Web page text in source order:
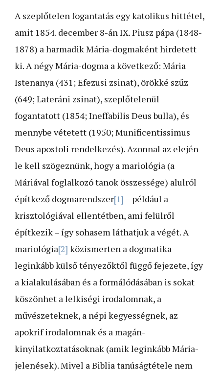
A szeplőtelen fogantatás egy katolikus hittétel,
amit 1854. december 8-án IX. Piusz pápa (1848-
1878) a harmadik Mária-dogmaként hirdetett
ki. A négy Mária-dogma a következő: Mária
Istenanya (431; Efezusi zsinat), örökké szűz
(649; Lateráni zsinat), szeplőtelenül
fogantatott (1854; Ineffabilis Deus bulla), és
mennybe vétetett (1950; Munificentissimus
Deus apostoli rendelkezés). Azonnal az elején
le kell szögeznünk, hogy a mariológia (a
Máriával foglalkozó tanok összessége) alulról
építkező dogmarendszer[1] – például a
krisztológiával ellentétben, ami felülről
építkezik – így sohasem láthatjuk a végét. A
mariológia[2] közismerten a dogmatika
leginkább külső tényezőktől függő fejezete, így
a kialakulásában és a formálódásában is sokat
köszönhet a lelkiségi irodalomnak, a
művészeteknek, a népi kegyességnek, az
apokrif irodalomnak és a magán-
kinyilatkoztatásoknak (amik leginkább Mária-
jelenések). Mivel a Biblia tanúságtétele nem